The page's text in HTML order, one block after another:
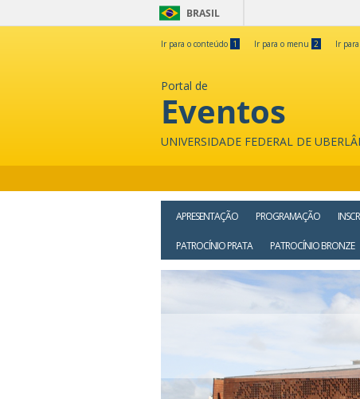
BRASIL
Ir para o conteúdo 1 Ir para o menu 2 Ir
Portal de
Eventos
UNIVERSIDADE FEDERAL DE
APRESENTAÇÃO PROGRAMAÇÃO
PATROCÍNIO PRATA PATROCÍNIO BRONZE